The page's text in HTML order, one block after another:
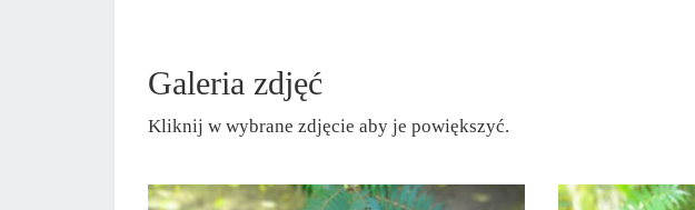
Galeria zdjęć
Kliknij w wybrane zdjęcie aby je powiększyć.